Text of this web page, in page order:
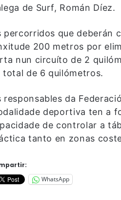
de Surf, Román Díez.
percorridos que deberán
200 metros por
nun circuíto de 2
total de 6 quilómetros.
responsables da
deportiva ten a
de controlar a
tanto en zonas
WhatsApp